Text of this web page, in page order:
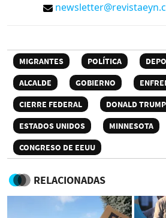
MIGRANTES POLÍTICA
ALCALDE
GOBIERNO
CIERRE FEDERAL
DONALD TRUMP
ESTADOS UNIDOS
MINNESOTA
CONGRESO DE EEUU
RELACIONADAS